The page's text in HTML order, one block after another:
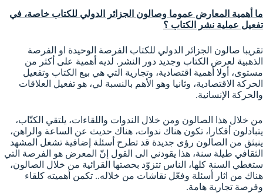
ما أهمية المعارض عموما وصالون الجزائر الدولي للكتاب خاصة، في
تفعيل عملية نشر الكتاب ؟
تقريبا صالون الجزائر الدولي للكتاب الفرصة الوحيدة او الفرصة
الذهبية لعرض الكتاب وجديد دور النشر. لديه أهمية على أكثر من
مستوى، أولا أهمية اقتصادية، وتجارية التي هي بيع الكتاب وتفعيل
الحركة الاقتصادية، وثانيا وهو الأهم بالنسبة لي، هو تفعيل العلاقات
والحركة الإنسانية.
من خلال هذا الصالون ومن خلال الندوات واللقاءات، يلتقي الكتّاب،
يتبادلون أفكارا، تكون هناك ندوات، هناك حديث عن الساعة والراهن،
ينبثق من الصالون رؤى جديدة قد تطرح أسئلة إضافية تشغل المشهد
الثقافي طيلة سنة، هذا يقودني الى القول إنّ المعرض هو الفرصة التي
ستغطي السنة كلها، الناس تتزوّد بحصتها القرائية من خلال الصالون،
هناك من اثار أسئلة وفعّل نقاشات من خلاله.. تكمن أهميته كلقاء
وفرصة تجارية هامة.